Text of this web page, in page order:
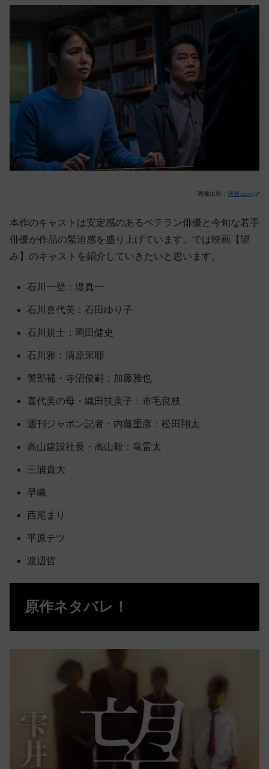
画像出典： 映画.com
本作のキャストは安定感のあるベテラン俳優と今旬な若手
俳優が作品の緊迫感を盛り上げています。では映画【望
み】のキャストを紹介していきたいと思います。
石川一登：堤真一
石川喜代美：石田ゆり子
石川規士：岡田健史
石川雅：清原果耶
警部補・寺沼俊嗣：加藤雅也
喜代美の母・織田扶美子：市毛良枝
週刊ジャポン記者・内藤重彦：松田翔太
高山建設社長・高山毅：竜雷太
三浦貴大
早織
西尾まり
平原テツ
渡辺哲
原作ネタバレ！